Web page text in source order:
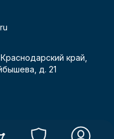
край,
д. 21